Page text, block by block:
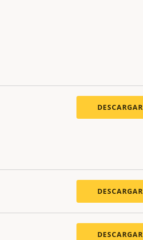
DESCARGAR
DESCARGAR
DESCARGAR